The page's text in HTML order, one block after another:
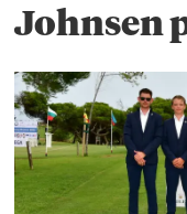
Johnsen